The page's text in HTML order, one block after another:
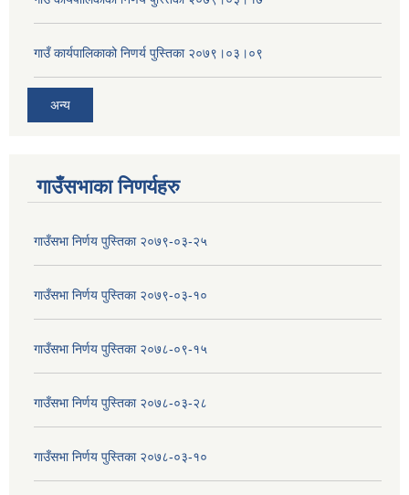
गाउँ कार्यपालिकाको निणर्य पुस्तिका २०७९।०३।०९
अन्य
गाउँसभाका निणर्यहरु
गाउँसभा निर्णय पुस्तिका २०७९-०३-२५
गाउँसभा निर्णय पुस्तिका २०७९-०३-१०
गाउँसभा निर्णय पुस्तिका २०७८-०९-१५
गाउँसभा निर्णय पुस्तिका २०७८-०३-२८
गाउँसभा निर्णय पुस्तिका २०७८-०३-१०